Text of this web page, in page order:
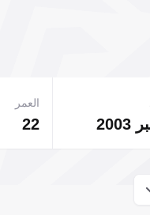
22
العمر